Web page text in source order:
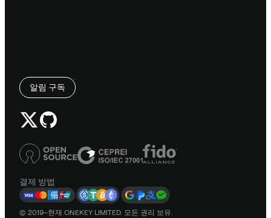
알림 구독
결제 방법
© 2019–현재 ONEKEY LIMITED. 모든 권리 보유.